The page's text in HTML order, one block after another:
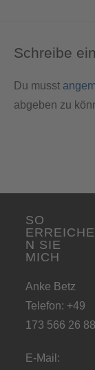
Schreibe
Du musst
abgeben zu
SO
ERREICHE
N SIE
MICH
Anke Betz
Telefon: +49
173 566 26 88
E-Mail: